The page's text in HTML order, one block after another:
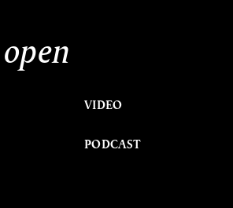
VIDEO
PODCAST